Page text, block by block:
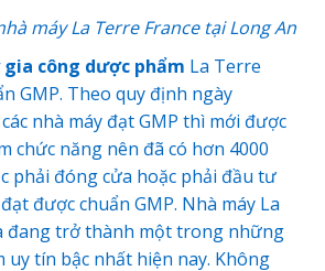
máy La Terre France tại Long An
gia công dược phẩm La Terre
GMP. Theo quy định ngày
nhà máy đạt GMP thì mới được
chức năng nên đã có hơn 4000
phải đóng cửa hoặc phải đầu tư
được chuẩn GMP. Nhà máy La
đang trở thành một trong những
uy tín bậc nhất hiện nay. Không